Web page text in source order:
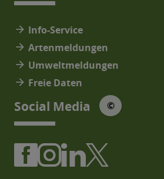
arrow_forward Info-Service
arrow_forward Artenmeldungen
arrow_forward Umweltmeldungen
arrow_forward Freie Daten
Social Media © © Social